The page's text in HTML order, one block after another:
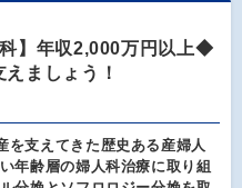
】年収2,000万円以上◆
ましょう！
を支えてきた歴史ある産婦人
年齢層の婦人科治療に取り組